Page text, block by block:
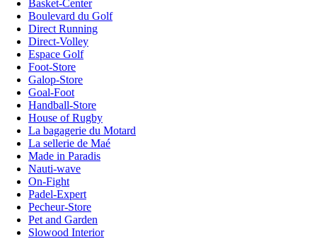
Basket-Center
Boulevard du Golf
Direct Running
Direct-Volley
Espace Golf
Foot-Store
Galop-Store
Goal-Foot
Handball-Store
House of Rugby
La bagagerie du Motard
La sellerie de Maé
Made in Paradis
Nauti-wave
On-Fight
Padel-Expert
Pecheur-Store
Pet and Garden
Slowood Interior